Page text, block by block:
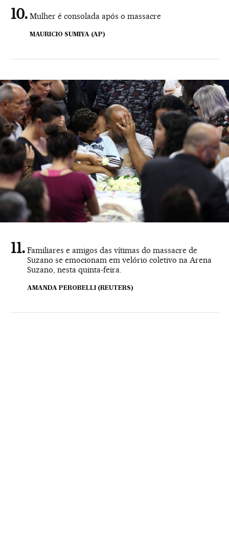
Mulher é consolada após o massacre
MAURICIO SUMIYA (AP)
Familiares e amigos das vítimas do massacre de
Suzano se emocionam em velório coletivo na Arena
Suzano, nesta quinta-feira.
AMANDA PEROBELLI (REUTERS)